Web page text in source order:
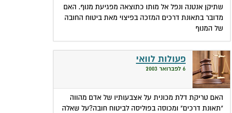
שתיקן אנטנה ונפל אל מותו כתוצאה מפגיעת מנוף. האם
מדובר בתאונת דרכים המזכה בפיצוי מאת ביטוח החובה
של המנוף
פעולות לוואי
6 לפברואר 2003
האם טריקת דלת מכונית על אצבעותיו של אדם מהווה
"תאונת דרכים" ומכוסה בפוליסה לביטוח חובה?על שאלה